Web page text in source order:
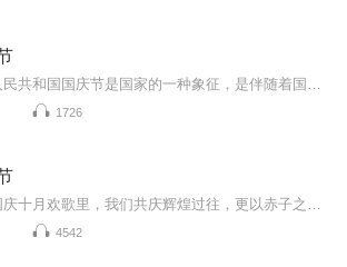
1726
4542